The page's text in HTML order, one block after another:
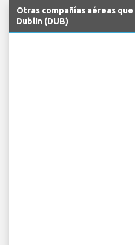
Otras compañías aéreas
Dublin (DUB)